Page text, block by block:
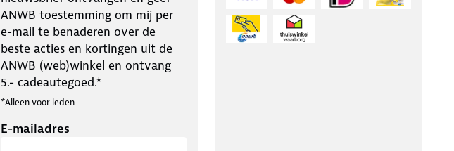
ANWB toestemming om mij per
e-mail te benaderen over de
beste acties en kortingen uit de
ANWB (web)winkel en ontvang
5.- cadeautegoed.*
*Alleen voor leden
E-mailadres